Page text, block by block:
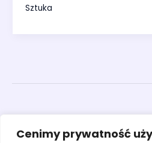
Cenimy prywatność
Sztuka
Rzeźby